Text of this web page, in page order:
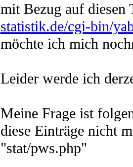
mit Bezug auf diesen
statistik.de/cgi-bin/
möchte ich mich
Leider werde ich
Meine Frage ist
diese Einträge nicht
"stat/pws.php"